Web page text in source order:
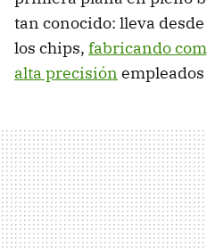
tan conocido: lleva
los chips, fabricando
alta precisión